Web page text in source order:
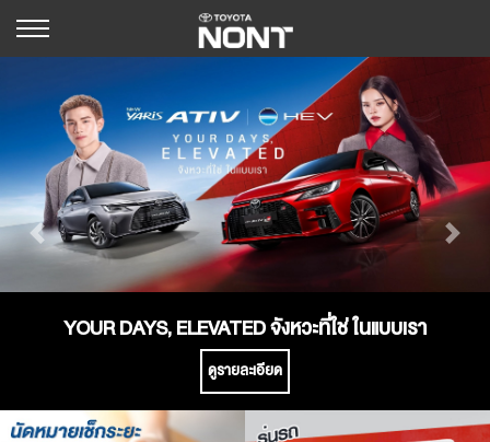
YOUR DAYS, ELEVATED จังหวะที่ใช่ ในแบบเรา
ดูรายละเอียด
Previous Next